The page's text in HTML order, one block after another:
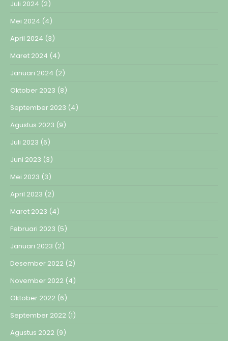
Juli 2024 (2)
Mei 2024 (4)
April 2024 (3)
Maret 2024 (4)
Januari 2024 (2)
Oktober 2023 (8)
September 2023 (4)
Agustus 2023 (9)
Juli 2023 (6)
Juni 2023 (3)
Mei 2023 (3)
April 2023 (2)
Maret 2023 (4)
Februari 2023 (5)
Januari 2023 (2)
Desember 2022 (2)
November 2022 (4)
Oktober 2022 (6)
September 2022 (1)
Agustus 2022 (9)